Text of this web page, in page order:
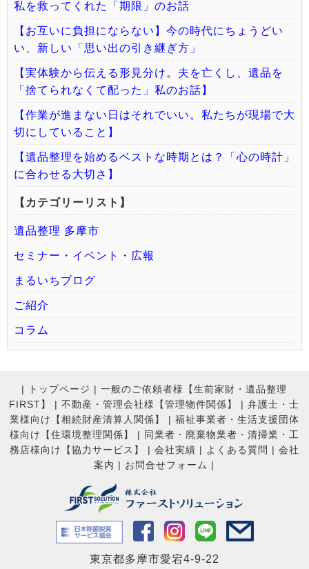
私を救ってくれた「期限」のお話
【お互いに負担にならない】今の時代にちょうどい
い、新しい「思い出の引き継ぎ方」
【実体験から伝える形見分け。夫を亡くし、遺品を
「捨てられなくて配った」私のお話】
【作業が進まない日はそれでいい。私たちが現場で大
切にしていること】
【遺品整理を始めるベストな時期とは？「心の時計」
に合わせる大切さ】
【カテゴリーリスト】
遺品整理 多摩市
セミナー・イベント・広報
まるいちブログ
ご紹介
コラム
| トップページ | 一般のご依頼者様【生前家財・遺品整理
FIRST】
| 不動産・管理会社様【管理物件関係】 | 弁護士・士
業様向け【相続財産清算人関係】
| 福祉事業者・生活支援団体
様向け【住環境整理関係】
| 同業者・廃棄物業者・清掃業・工
務店様向け【協力サービス】
| 会社実績 | よくある質問 | 会社
案内 | お問合せフォーム |
東京都多摩市愛宕4-9-22